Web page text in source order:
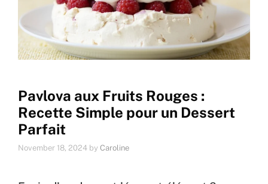
Pavlova aux Fruits Rouges :
Recette Simple pour un Dessert
Parfait
November 18, 2024 by Caroline